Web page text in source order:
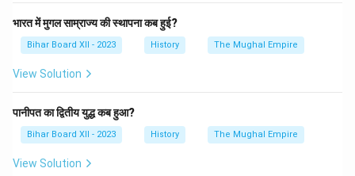
भारत में मुगल साम्राज्य की स्थापना कब हुई?
Bihar Board XII - 2023 History The Mughal Empire
View Solution
पानीपत का द्वितीय युद्ध कब हुआ?
Bihar Board XII - 2023 History The Mughal Empire
View Solution